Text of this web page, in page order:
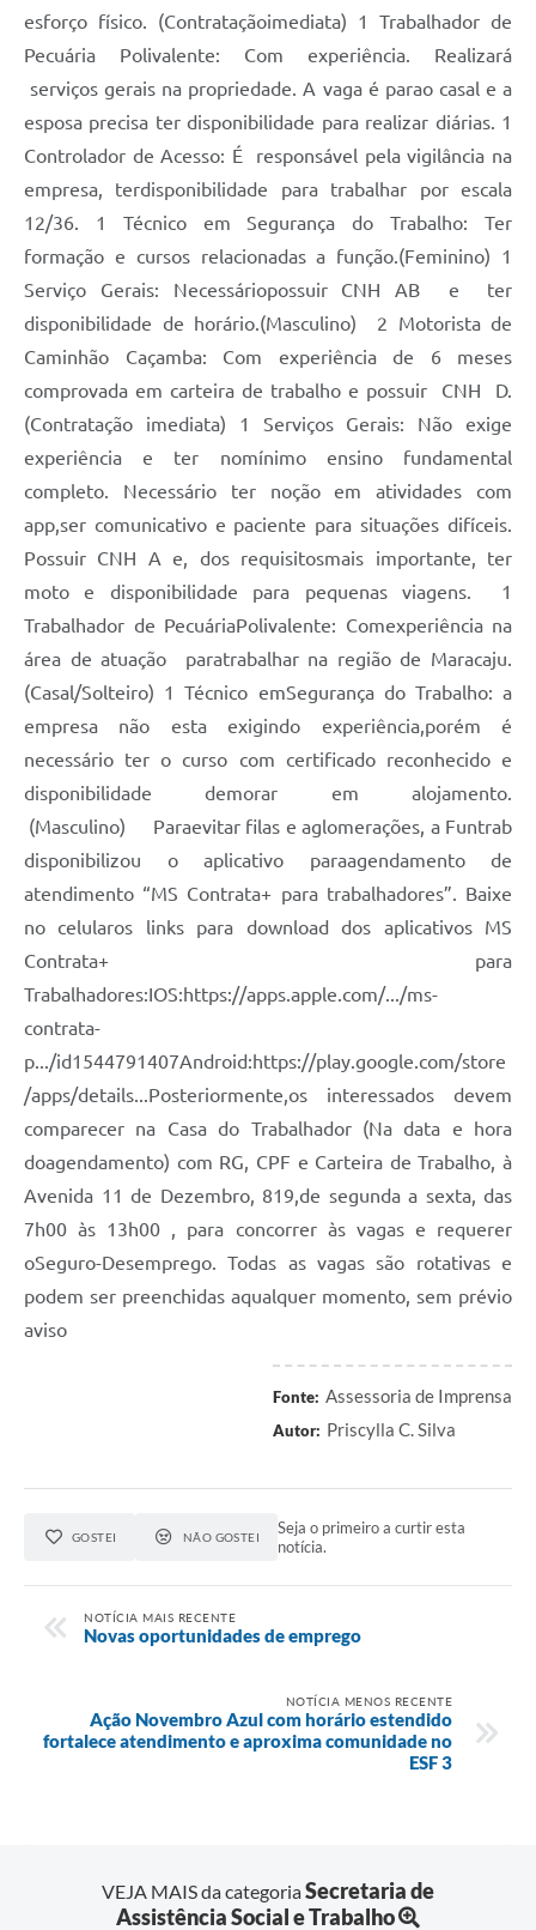
esforço físico. (Contrataçãoimediata) 1 Trabalhador de
Pecuária Polivalente: Com experiência. Realizará
serviços gerais na propriedade. A vaga é parao casal e a
esposa precisa ter disponibilidade para realizar diárias. 1
Controlador de Acesso: É responsável pela vigilância na
empresa, terdisponibilidade para trabalhar por escala
12/36. 1 Técnico em Segurança do Trabalho: Ter
formação e cursos relacionadas a função.(Feminino) 1
Serviço Gerais: Necessáriopossuir CNH AB e ter
disponibilidade de horário.(Masculino) 2 Motorista de
Caminhão Caçamba: Com experiência de 6 meses
comprovada em carteira de trabalho e possuir CNH D.
(Contratação imediata) 1 Serviços Gerais: Não exige
experiência e ter nomínimo ensino fundamental
completo. Necessário ter noção em atividades com
app,ser comunicativo e paciente para situações difíceis.
Possuir CNH A e, dos requisitosmais importante, ter
moto e disponibilidade para pequenas viagens. 1
Trabalhador de PecuáriaPolivalente: Comexperiência na
área de atuação paratrabalhar na região de Maracaju.
(Casal/Solteiro) 1 Técnico emSegurança do Trabalho: a
empresa não esta exigindo experiência,porém é
necessário ter o curso com certificado reconhecido e
disponibilidade demorar em alojamento.
(Masculino) Paraevitar filas e aglomerações, a Funtrab
disponibilizou o aplicativo paraagendamento de
atendimento “MS Contrata+ para trabalhadores”. Baixe
no celularos links para download dos aplicativos MS
Contrata+ para
Trabalhadores:IOS:https://apps.apple.com/.../ms-
contrata-
p.../id1544791407Android:https://play.google.com/store
/apps/details...Posteriormente,os interessados devem
comparecer na Casa do Trabalhador (Na data e hora
doagendamento) com RG, CPF e Carteira de Trabalho, à
Avenida 11 de Dezembro, 819,de segunda a sexta, das
7h00 às 13h00 , para concorrer às vagas e requerer
oSeguro-Desemprego. Todas as vagas são rotativas e
podem ser preenchidas aqualquer momento, sem prévio
aviso
Fonte: Assessoria de Imprensa
Autor: Priscylla C. Silva
GOSTEI NÃO GOSTEI
Seja o primeiro a curtir esta
notícia.
NOTÍCIA MAIS RECENTE
Novas oportunidades de emprego
NOTÍCIA MENOS RECENTE
Ação Novembro Azul com horário estendido
fortalece atendimento e aproxima comunidade no
ESF 3
VEJA MAIS da categoriaSecretaria de
Assistência Social e Trabalho